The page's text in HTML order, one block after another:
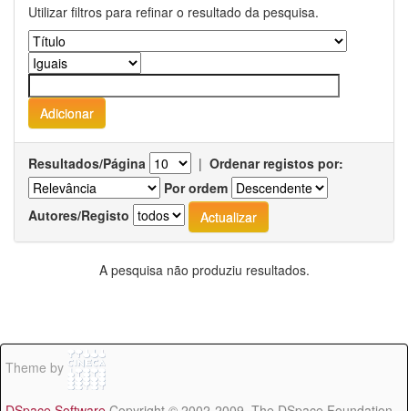
Utilizar filtros para refinar o resultado da pesquisa.
Resultados/Página | Ordenar registos por:
Por ordem
Autores/Registo
A pesquisa não produziu resultados.
Theme by